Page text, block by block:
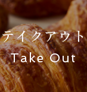
テイクアウト
Take Out